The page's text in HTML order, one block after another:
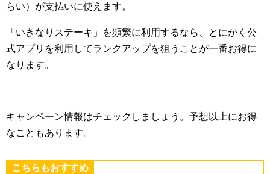
らい）が支払いに使えます。
「いきなりステーキ」を頻繁に利用するなら、とにかく公
式アプリを利用してランクアップを狙うことが一番お得に
なります。
キャンペーン情報はチェックしましょう。予想以上にお得
なこともあります。
こちらもおすすめ